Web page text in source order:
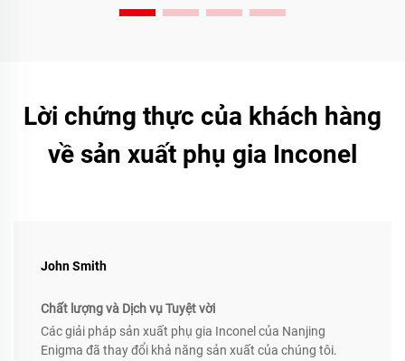
Lời chứng thực của khách hàng
về sản xuất phụ gia Inconel
John Smith
Chất lượng và Dịch vụ Tuyệt vời
Các giải pháp sản xuất phụ gia Inconel của Nanjing
Enigma đã thay đổi khả năng sản xuất của chúng tôi.